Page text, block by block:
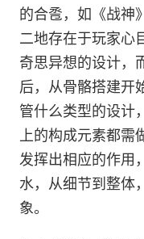
的合卺，如《战神
二地存在于玩家心
奇思异想的设计，
后，从骨骼搭建开
管什么类型的设计
上的构成元素都需
发挥出相应的作用
水，从细节到整体
象。